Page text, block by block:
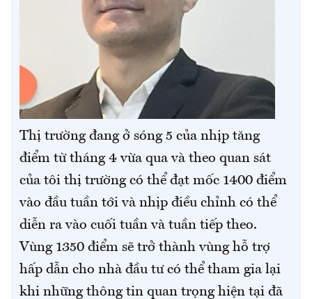
Thị trường đang ở sóng 5 của nhịp tăng
điểm từ tháng 4 vừa qua và theo quan sát
của tôi thị trường có thể đạt mốc 1400 điểm
vào đầu tuần tới và nhịp điều chỉnh có thể
diễn ra vào cuối tuần và tuần tiếp theo.
Vùng 1350 điểm sẽ trở thành vùng hỗ trợ
hấp dẫn cho nhà đầu tư có thể tham gia lại
khi những thông tin quan trọng hiện tại đã